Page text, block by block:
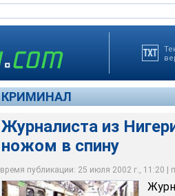
КРИМИНАЛ
Журналиста из
ножом в спину
время публикации: 25 июля 2002 г., 11:20 |
Неизвестный в вагоне поезда
ранение в спину 40-летнему
Архив NTVRU.com
Можно предположить, что
Архив NTVRU.com
Сотрудник петербургского
Архив NTVRU.com